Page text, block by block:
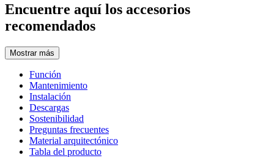
Encuentre aquí los accesorios
recomendados
Mostrar más
Función
Mantenimiento
Instalación
Descargas
Sostenibilidad
Preguntas frecuentes
Material arquitectónico
Tabla del producto